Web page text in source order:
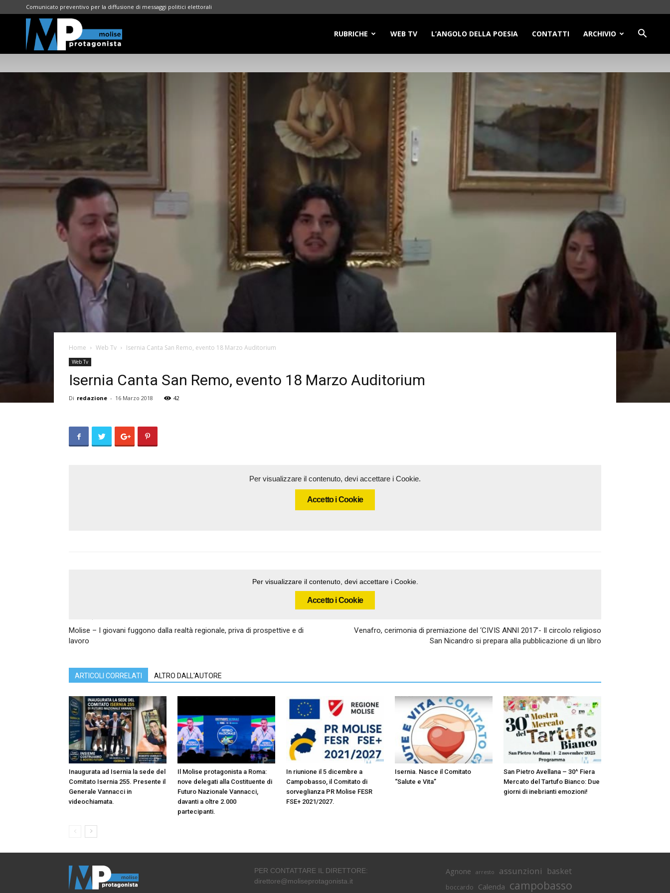
Comunicato preventivo per la diffusione di messaggi politici elettorali
Protagonista
RUBRICHE WEB TV L’ANGOLO DELLA POESIA CONTATTI ARCHIVIO
Home Web Tv Isernia Canta San Remo, evento 18 Marzo Auditorium
Web Tv
Isernia Canta San Remo, evento 18 Marzo Auditorium
Di redazione - 16 Marzo 2018 42
Per visualizzare il contenuto, devi accettare i Cookie.
Accetto i Cookie
Per visualizzare il contenuto, devi accettare i Cookie.
Accetto i Cookie
Molise – I giovani fuggono dalla realtà regionale, priva di prospettive e di
lavoro
Venafro, cerimonia di premiazione del ‘CIVIS ANNI 2017’- Il circolo religioso
San Nicandro si prepara alla pubblicazione di un libro
ARTICOLI CORRELATI ALTRO DALL'AUTORE
Inaugurata ad Isernia la sede del
Comitato Isernia 255. Presente il
Generale Vannacci in
videochiamata.
Il Molise protagonista a Roma:
nove delegati alla Costituente di
Futuro Nazionale Vannacci,
davanti a oltre 2.000
partecipanti.
In riunione il 5 dicembre a
Campobasso, il Comitato di
sorveglianza PR Molise FESR
FSE+ 2021/2027.
Isernia. Nasce il Comitato
“Salute e Vita”
San Pietro Avellana – 30^ Fiera
Mercato del Tartufo Bianco: Due
giorni di inebrianti emozioni!
PER CONTATTARE IL DIRETTORE:
direttore@moliseprotagonista.it
Agnone arresto assunzioni basket
boccardo Calenda campobasso